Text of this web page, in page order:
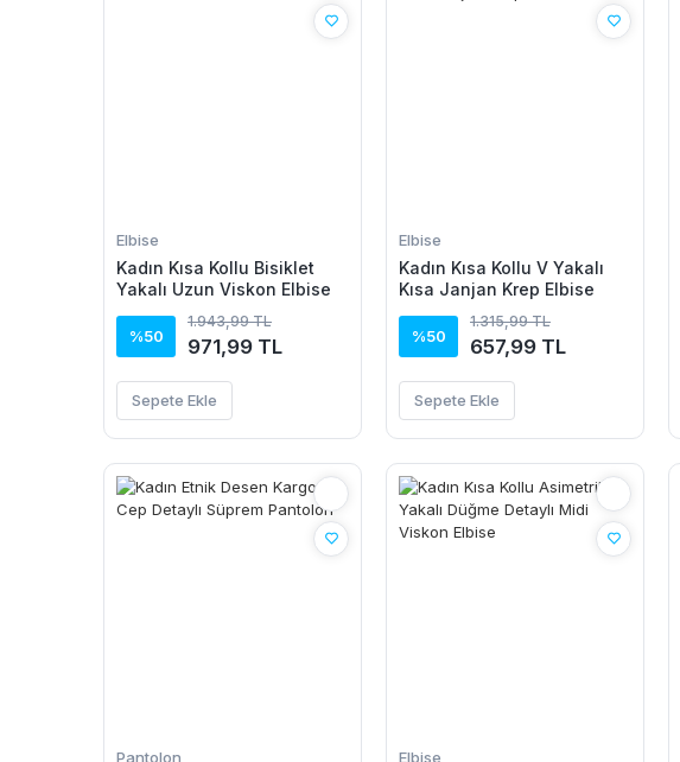
Elbise
Kadın Kısa Kollu Bisiklet
Yakalı Uzun Viskon Elbise
%50
1.943,99 TL
971,99 TL
Sepete Ekle
Elbise
Kadın Kısa Kollu V Yakalı
Kısa Janjan Krep Elbise
%50
1.315,99 TL
657,99 TL
Sepete Ekle
Pantolon Elbise